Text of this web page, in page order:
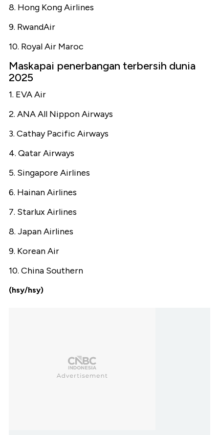
8. Hong Kong Airlines
9. RwandAir
10. Royal Air Maroc
Maskapai penerbangan terbersih dunia
2025
1. EVA Air
2. ANA All Nippon Airways
3. Cathay Pacific Airways
4. Qatar Airways
5. Singapore Airlines
6. Hainan Airlines
7. Starlux Airlines
8. Japan Airlines
9. Korean Air
10. China Southern
(hsy/hsy)